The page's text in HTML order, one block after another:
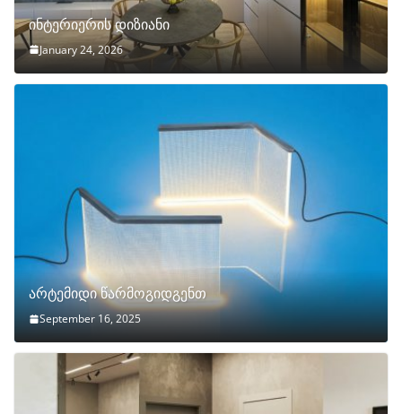
ინტერიერის დიზიანი
January 24, 2026
არტემიდი წარმოგიდგენთ
September 16, 2025